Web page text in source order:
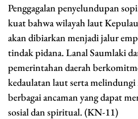
Penggagalan penyelundupan
kuat bahwa wilayah laut
akan dibiarkan menjadi jalur
tindak pidana. Lanal Saumlaki
pemerintahan daerah
kedaulatan laut serta melindungi
berbagai ancaman yang dapat
sosial dan spiritual. (KN-11)